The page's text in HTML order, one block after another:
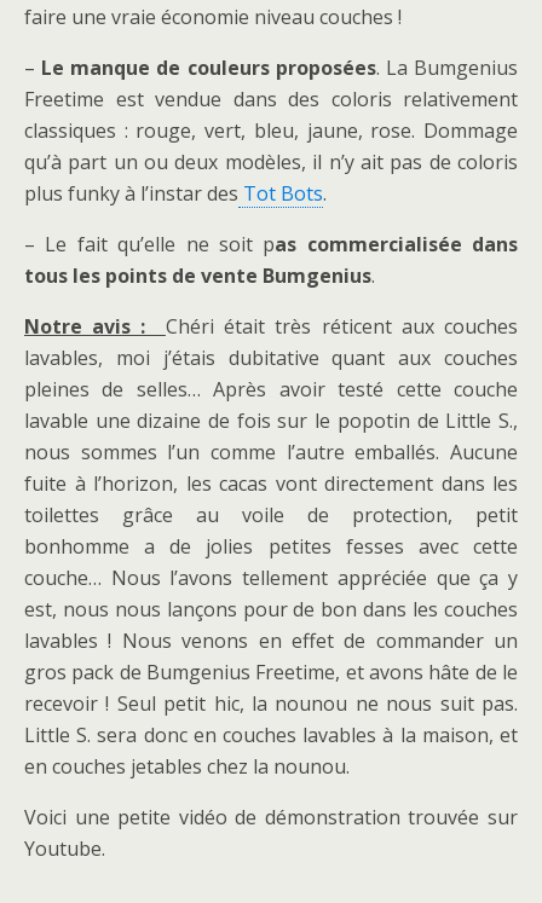
faire une vraie économie niveau couches !
– Le manque de couleurs proposées. La Bumgenius
Freetime est vendue dans des coloris relativement
classiques : rouge, vert, bleu, jaune, rose. Dommage
qu’à part un ou deux modèles, il n’y ait pas de coloris
plus funky à l’instar des Tot Bots.
– Le fait qu’elle ne soit pas commercialisée dans
tous les points de vente Bumgenius.
Notre avis : Chéri était très réticent aux couches
lavables, moi j’étais dubitative quant aux couches
pleines de selles… Après avoir testé cette couche
lavable une dizaine de fois sur le popotin de Little S.,
nous sommes l’un comme l’autre emballés. Aucune
fuite à l’horizon, les cacas vont directement dans les
toilettes grâce au voile de protection, petit
bonhomme a de jolies petites fesses avec cette
couche… Nous l’avons tellement appréciée que ça y
est, nous nous lançons pour de bon dans les couches
lavables ! Nous venons en effet de commander un
gros pack de Bumgenius Freetime, et avons hâte de le
recevoir ! Seul petit hic, la nounou ne nous suit pas.
Little S. sera donc en couches lavables à la maison, et
en couches jetables chez la nounou.
Voici une petite vidéo de démonstration trouvée sur
Youtube.